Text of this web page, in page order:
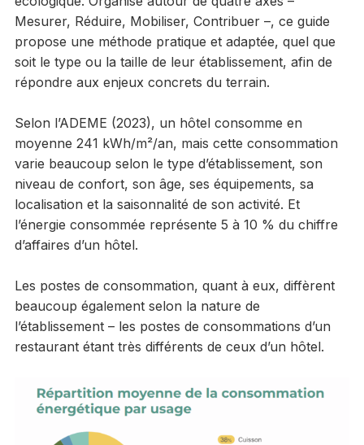
Mesurer, Réduire, Mobiliser, Contribuer –, ce guide
propose une méthode pratique et adaptée, quel que
soit le type ou la taille de leur établissement, afin de
répondre aux enjeux concrets du terrain.
Selon l’ADEME (2023), un hôtel consomme en
moyenne 241 kWh/m²/an, mais cette consommation
varie beaucoup selon le type d’établissement, son
niveau de confort, son âge, ses équipements, sa
localisation et la saisonnalité de son activité. Et
l’énergie consommée représente 5 à 10 % du chiffre
d’affaires d’un hôtel.
Les postes de consommation, quant à eux, diffèrent
beaucoup également selon la nature de
l’établissement – les postes de consommations d’un
restaurant étant très différents de ceux d’un hôtel.